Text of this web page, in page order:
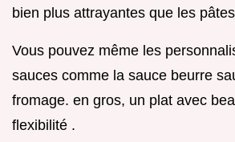
bien plus attrayantes que les
Vous pouvez même les
sauces comme la sauce beurre
fromage. en gros, un plat avec
flexibilité .